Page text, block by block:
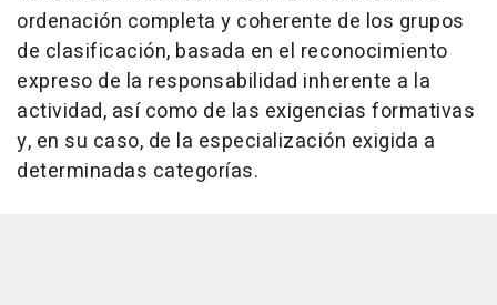
ordenación completa y coherente de los grupos
de clasificación, basada en el reconocimiento
expreso de la responsabilidad inherente a la
actividad, así como de las exigencias formativas
y, en su caso, de la especialización exigida a
determinadas categorías.